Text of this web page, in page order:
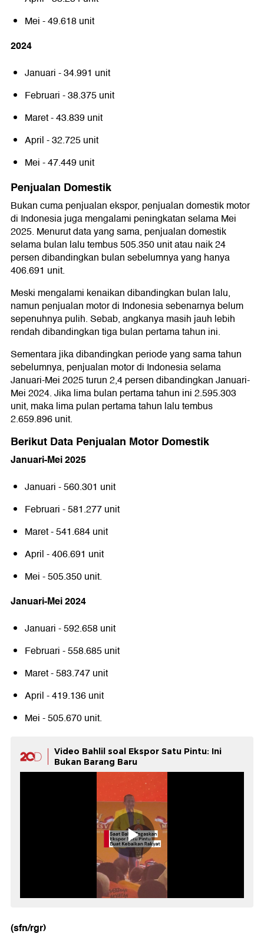
Mei - 49.618 unit
2024
Januari - 34.991 unit
Februari - 38.375 unit
Maret - 43.839 unit
April - 32.725 unit
Mei - 47.449 unit
Penjualan Domestik
Bukan cuma penjualan ekspor, penjualan domestik motor
di Indonesia juga mengalami peningkatan selama Mei
2025. Menurut data yang sama, penjualan domestik
selama bulan lalu tembus 505.350 unit atau naik 24
persen dibandingkan bulan sebelumnya yang hanya
406.691 unit.
Meski mengalami kenaikan dibandingkan bulan lalu,
namun penjualan motor di Indonesia sebenarnya belum
sepenuhnya pulih. Sebab, angkanya masih jauh lebih
rendah dibandingkan tiga bulan pertama tahun ini.
Sementara jika dibandingkan periode yang sama tahun
sebelumnya, penjualan motor di Indonesia selama
Januari-Mei 2025 turun 2,4 persen dibandingkan Januari-
Mei 2024. Jika lima bulan pertama tahun ini 2.595.303
unit, maka lima pulan pertama tahun lalu tembus
2.659.896 unit.
Berikut Data Penjualan Motor Domestik
Januari-Mei 2025
Januari - 560.301 unit
Februari - 581.277 unit
Maret - 541.684 unit
April - 406.691 unit
Mei - 505.350 unit.
Januari-Mei 2024
Januari - 592.658 unit
Februari - 558.685 unit
Maret - 583.747 unit
April - 419.136 unit
Mei - 505.670 unit.
Video Bahlil soal Ekspor Satu Pintu: Ini
Bukan Barang Baru
(sfn/rgr)